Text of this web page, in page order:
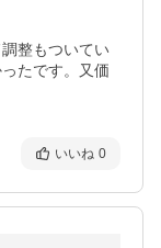
整もついてい
たです。又価
いいね 0